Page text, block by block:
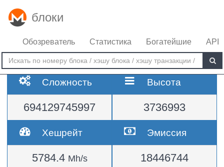
блоки
Обозреватель Статистика Богатейшие API
Сложность
694129745997
Высота
3736993
Хешрейт
5784.4 Mh/s
Эмиссия
18446744